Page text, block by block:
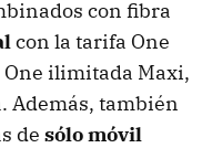
con fibra
con la tarifa One
ilimitada Maxi,
Además, también
de sólo móvil